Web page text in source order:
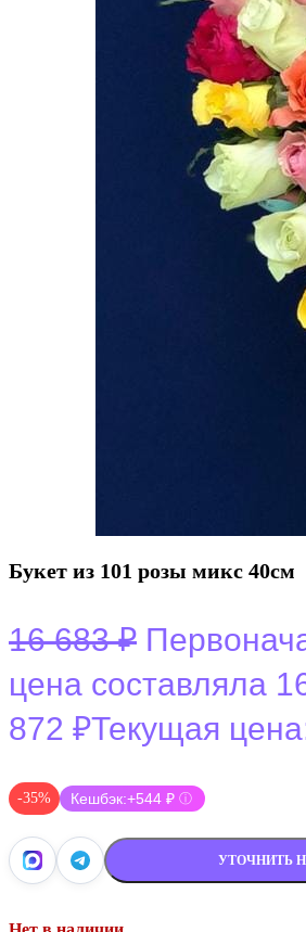
Букет из 101 розы микс 40см
16 683₽
цена составляла
872 ₽Текущая
-35% Кешбэк:+544 ₽ ⓘ
УТОЧНИТЬ